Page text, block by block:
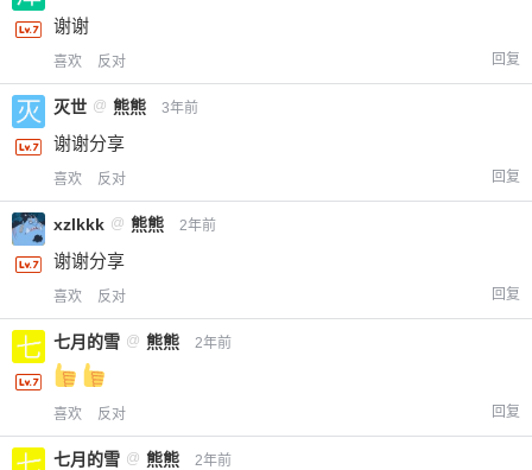
谢谢
喜欢 反对 回复
灭世 @ 熊熊 3年前
谢谢分享
喜欢 反对 回复
xzlkkk @ 熊熊 2年前
谢谢分享
喜欢 反对 回复
七月的雪 @ 熊熊 2年前
喜欢 反对 回复
七月的雪 @ 熊熊 2年前